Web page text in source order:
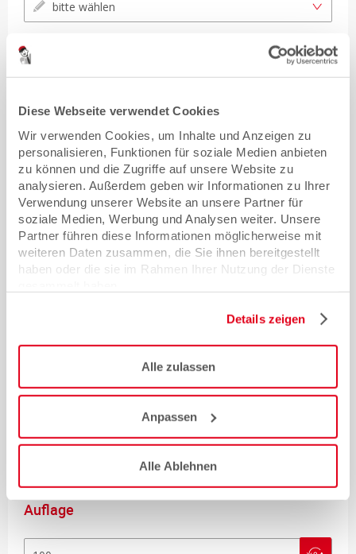
Diese Webseite verwendet Cookies
Wir verwenden Cookies, um Inhalte und Anzeigen zu
personalisieren, Funktionen für soziale Medien anbieten
zu können und die Zugriffe auf unsere Website zu
analysieren. Außerdem geben wir Informationen zu Ihrer
Verwendung unserer Website an unsere Partner für
soziale Medien, Werbung und Analysen weiter. Unsere
Partner führen diese Informationen möglicherweise mit
weiteren Daten zusammen, die Sie ihnen bereitgestellt
haben oder die sie im Rahmen Ihrer Nutzung der Dienste
Details zeigen
Alle zulassen
Anpassen
Alle Ablehnen
bitte wählen
verschiebbare Abheftvorrichtung
Visitenkartentasche
bitte wählen
Konfektionierung der Mappen
Mappen plano liefern
Versand & Verpackung
Standard (D) ca. 2-3 Arbeitstage (Mo-Fr)
Auflage